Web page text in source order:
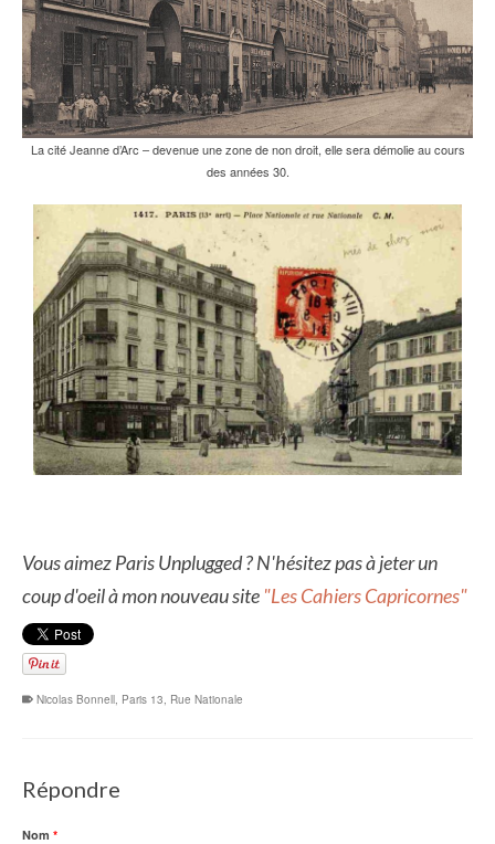
La cité Jeanne d’Arc – devenue une zone de non droit, elle sera démolie au cours
des années 30.
Vous aimez Paris Unplugged ? N'hésitez pas à jeter un
coup d'oeil à mon nouveau site "Les Cahiers Capricornes"
Nicolas Bonnell Paris 13 Rue Nationale
Répondre
Nom *